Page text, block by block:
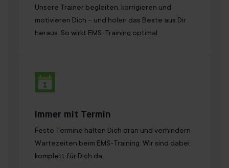
Unsere Trainer begleiten, korrigieren und
motivieren Dich – und holen das Beste aus Dir
heraus. So wirkt EMS-Training optimal.
Immer mit Termin
Feste Termine halten Dich dran und verhindern
Wartezeiten beim EMS-Training. Wir sind dabei
komplett für Dich da.